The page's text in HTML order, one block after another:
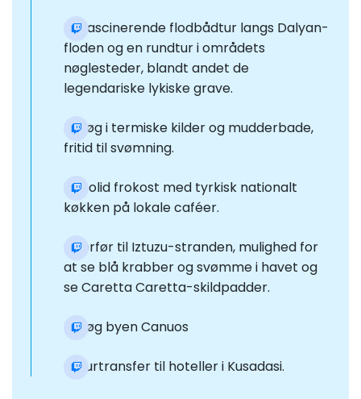
En fascinerende flodbådtur langs Dalyan-
floden og en rundtur i områdets
nøglesteder, blandt andet de
legendariske lykiske grave.
Besøg i termiske kilder og mudderbade,
fritid til svømning.
En solid frokost med tyrkisk nationalt
køkken på lokale caféer.
Overfør til Iztuzu-stranden, mulighed for
at se blå krabber og svømme i havet og
se Caretta Caretta-skildpadder.
Besøg byen Canuos
Returtransfer til hoteller i Kusadasi.